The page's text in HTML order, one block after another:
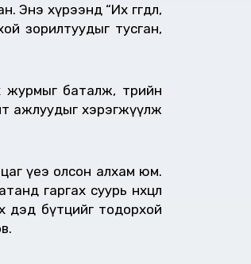
хүрээнд “Их өгөгдөл,
зорилтуудыг тусган,
журмыг баталж, төрийн
ажлуудыг хэрэгжүүлж
үеэ олсон алхам юм.
гаргах суурь нөхцөл
дэд бүтцийг тодорхой